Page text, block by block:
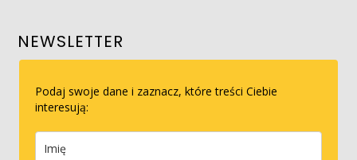
NEWSLETTER
Podaj swoje dane i zaznacz, które treści Ciebie
interesują: